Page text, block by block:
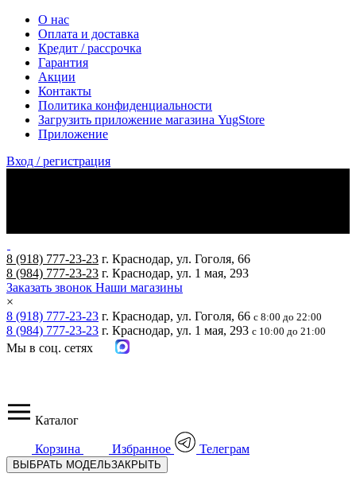
О нас
Оплата и доставка
Кредит / рассрочка
Гарантия
Акции
Контакты
Политика конфиденциальности
Загрузить приложение магазина YugStore
Приложение
Вход / регистрация
8 (918) 777-23-23 г. Краснодар, ул. Гоголя, 66
8 (984) 777-23-23 г. Краснодар, ул. 1 мая, 293
Заказать звонок Наши магазины
×
8 (918) 777-23-23 г. Краснодар, ул. Гоголя, 66 с 8:00 до 22:00
8 (984) 777-23-23 г. Краснодар, ул. 1 мая, 293 с 10:00 до 21:00
Мы в соц. сетях
Каталог
Корзина Избранное Телеграм
ВЫБРАТЬ МОДЕЛЬЗАКРЫТЬ